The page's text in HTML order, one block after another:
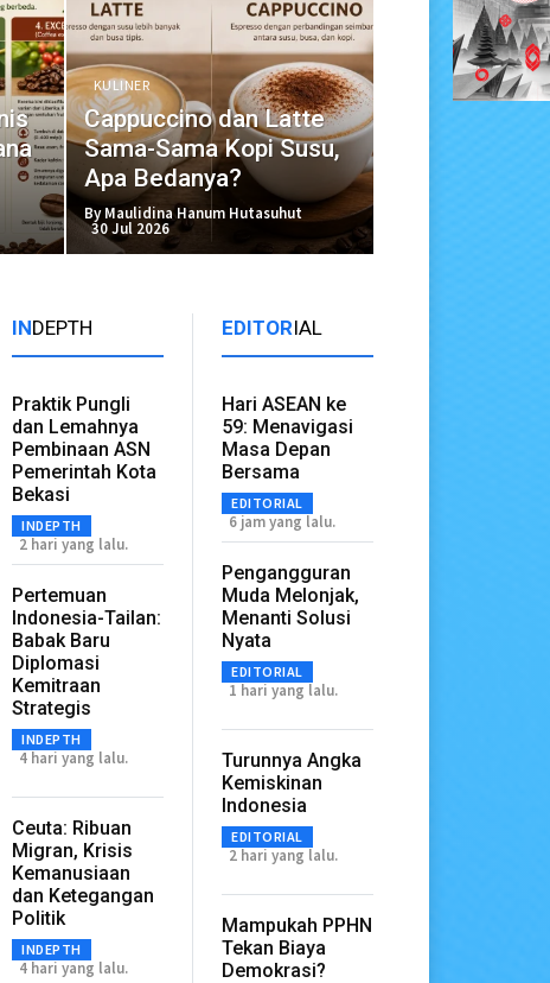
KULINER
Cappuccino dan Latte
Sama-Sama Kopi Susu,
Apa Bedanya?
By Maulidina Hanum Hutasuhut
30 Jul 2026
INDEPTH
Praktik Pungli
dan Lemahnya
Pembinaan ASN
Pemerintah Kota
Bekasi
INDEPTH
2 hari yang lalu.
Pertemuan
Indonesia-Tailan:
Babak Baru
Diplomasi
Kemitraan
Strategis
INDEPTH
4 hari yang lalu.
Ceuta: Ribuan
Migran, Krisis
Kemanusiaan
dan Ketegangan
Politik
INDEPTH
4 hari yang lalu.
EDITORIAL
Hari ASEAN ke
59: Menavigasi
Masa Depan
Bersama
EDITORIAL
6 jam yang lalu.
Pengangguran
Muda Melonjak,
Menanti Solusi
Nyata
EDITORIAL
1 hari yang lalu.
Turunnya Angka
Kemiskinan
Indonesia
EDITORIAL
2 hari yang lalu.
Mampukah PPHN
Tekan Biaya
Demokrasi?